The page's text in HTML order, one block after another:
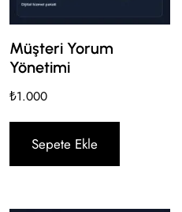
Müşteri Yorum
Yönetimi
₺1.000
Sepete Ekle